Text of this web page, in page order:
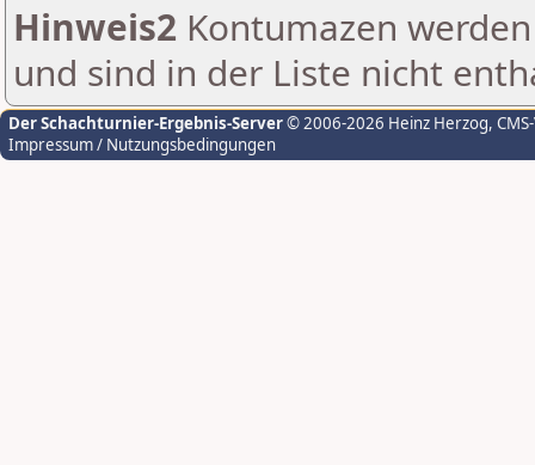
Hinweis2 Kontumazen
und sind in der Liste nicht
Der Schachturnier-Ergebnis-Server© 2006-2026 Heinz Herzog,
Impressum / Nutzungsbedingungen